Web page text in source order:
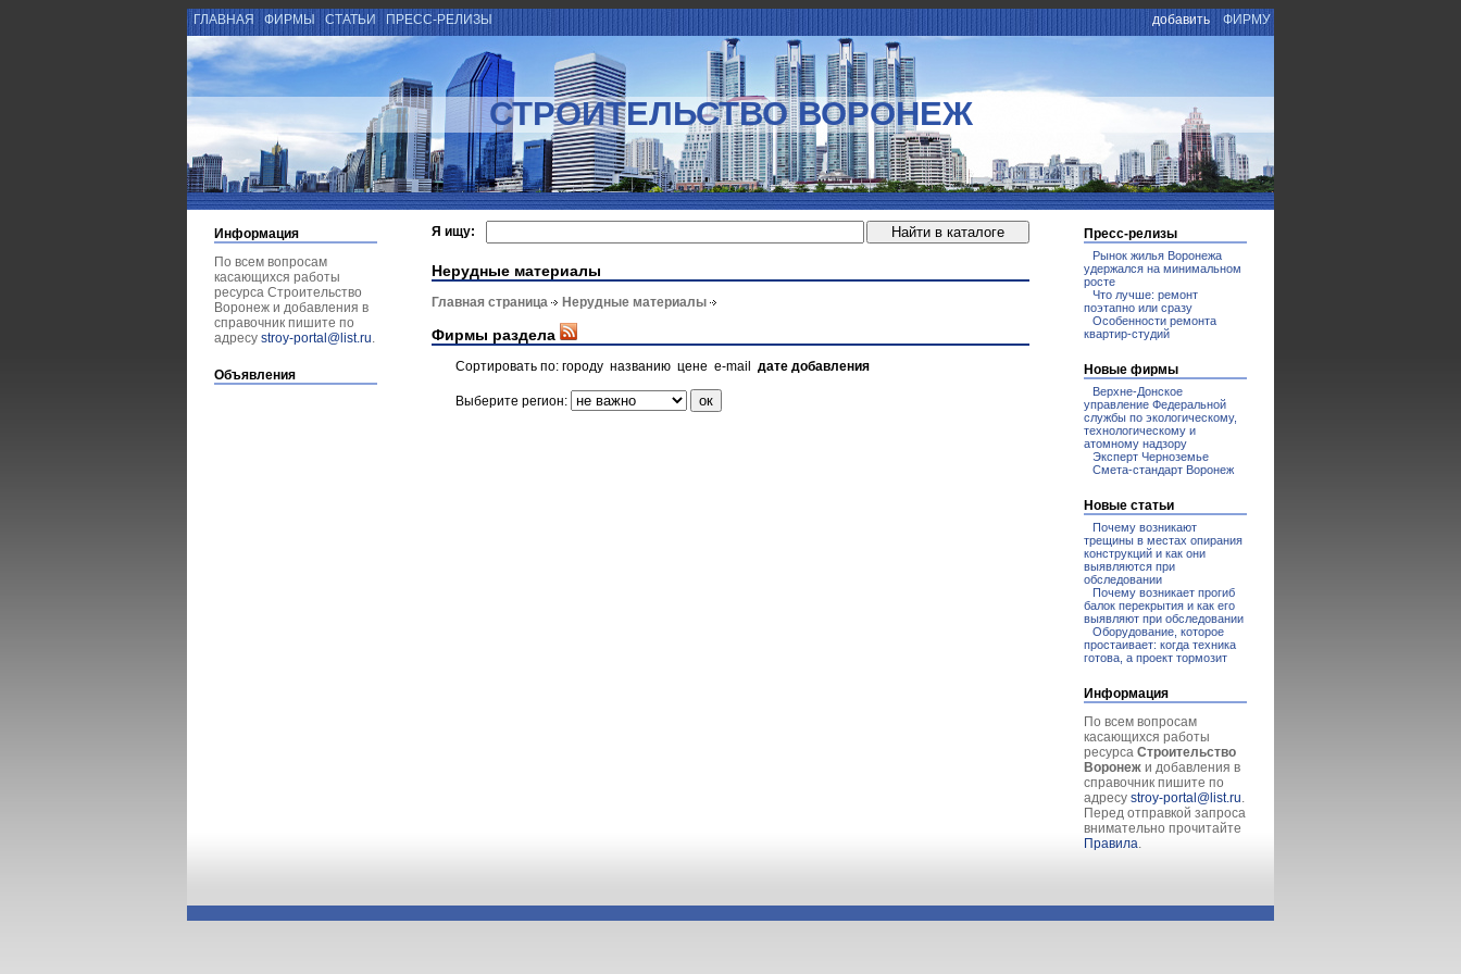
ГЛАВНАЯ ФИРМЫ СТАТЬИ ПРЕСС-РЕЛИЗЫ добавить ФИРМУ
СТРОИТЕЛЬСТВО ВОРОНЕЖ
Информация
По всем вопросам
касающихся работы
ресурса Строительство
Воронеж и добавления в
справочник пишите по
адресу stroy-portal@list.ru.
Объявления
Я ищу:
Нерудные материалы
Главная страница Нерудные материалы
Фирмы раздела
Сортировать по: городу названию цене e-mail дате добавления
Выберите регион:
Пресс-релизы
Рынок жилья Воронежа
удержался на минимальном
росте
Что лучше: ремонт
поэтапно или сразу
Особенности ремонта
квартир-студий
Новые фирмы
Верхне-Донское
управление Федеральной
службы по экологическому,
технологическому и
атомному надзору
Эксперт Черноземье
Смета-стандарт Воронеж
Новые статьи
Почему возникают
трещины в местах опирания
конструкций и как они
выявляются при
обследовании
Почему возникает прогиб
балок перекрытия и как его
выявляют при обследовании
Оборудование, которое
простаивает: когда техника
готова, а проект тормозит
Информация
По всем вопросам
касающихся работы
ресурса Строительство
Воронеж и добавления в
справочник пишите по
адресу stroy-portal@list.ru.
Перед отправкой запроса
внимательно прочитайте
Правила.